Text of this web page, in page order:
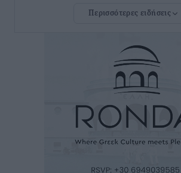
ΣΕΤΕ: Σημαντική θεσμική εξέλιξη η
Γ. Χατζημάρκος: “Δύο μεγάλες
Γεωργιάδη” – Κίνητρα για τους
και συνεργασία Ρόδου με το Αττικόν
Ακτινοθεραπευτικό
Τοπικές Ειδήσεις πριν 5 ώρες
Σούπερ μάρκετ: Διευρύνεται η εθνική
Περισσότερες ειδήσεις